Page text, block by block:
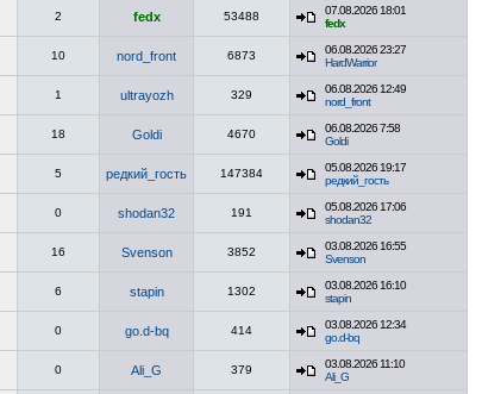
2 fedx 53488
07.08.2026 18:01
fedx
10 nord_front 6873
06.08.2026 23:27
HardWarrior
1 ultrayozh 329
06.08.2026 12:49
nord_front
18 Goldi 4670
06.08.2026 7:58
Goldi
5 редкий_гость 147384
05.08.2026 19:17
редкий_гость
0 shodan32 191
05.08.2026 17:06
shodan32
16 Svenson 3852
03.08.2026 16:55
Svenson
6 stapin 1302
03.08.2026 16:10
stapin
0 go.d-bq 414
03.08.2026 12:34
go.d-bq
0 Ali_G 379
03.08.2026 11:10
Ali_G